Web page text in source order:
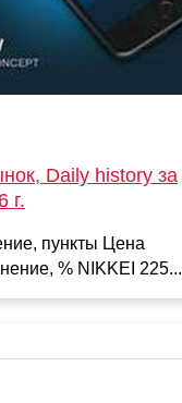
Daily history за
г.
пункты Цена
% NIKKEI 225...